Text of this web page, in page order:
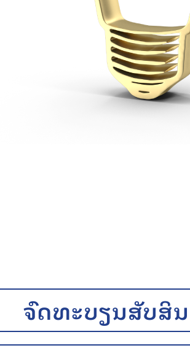
ຈົດທະບຽນສັບສິ